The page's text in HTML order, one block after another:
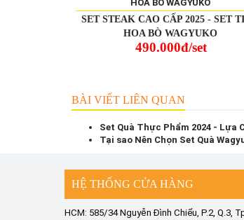
SET STEAK CAO CẤP 2025 - SET
HOA BÒ WAGYUKO
490.000đ/set
BÀI VIẾT LIÊN QUAN
Set Quà Thực Phẩm 2024 - Lựa
Tại sao Nên Chọn Set Quà
HỆ THỐNG CỬA HÀNG
HCM: 585/34 Nguyễn Đình Chiểu, P.2, Q.3,